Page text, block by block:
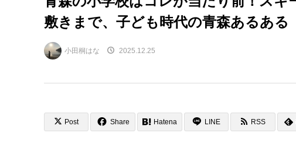
敷きまで、子ども時代の青森あるある
小田桐はな 2025.12.25
Post Share Hatena LINE RSS